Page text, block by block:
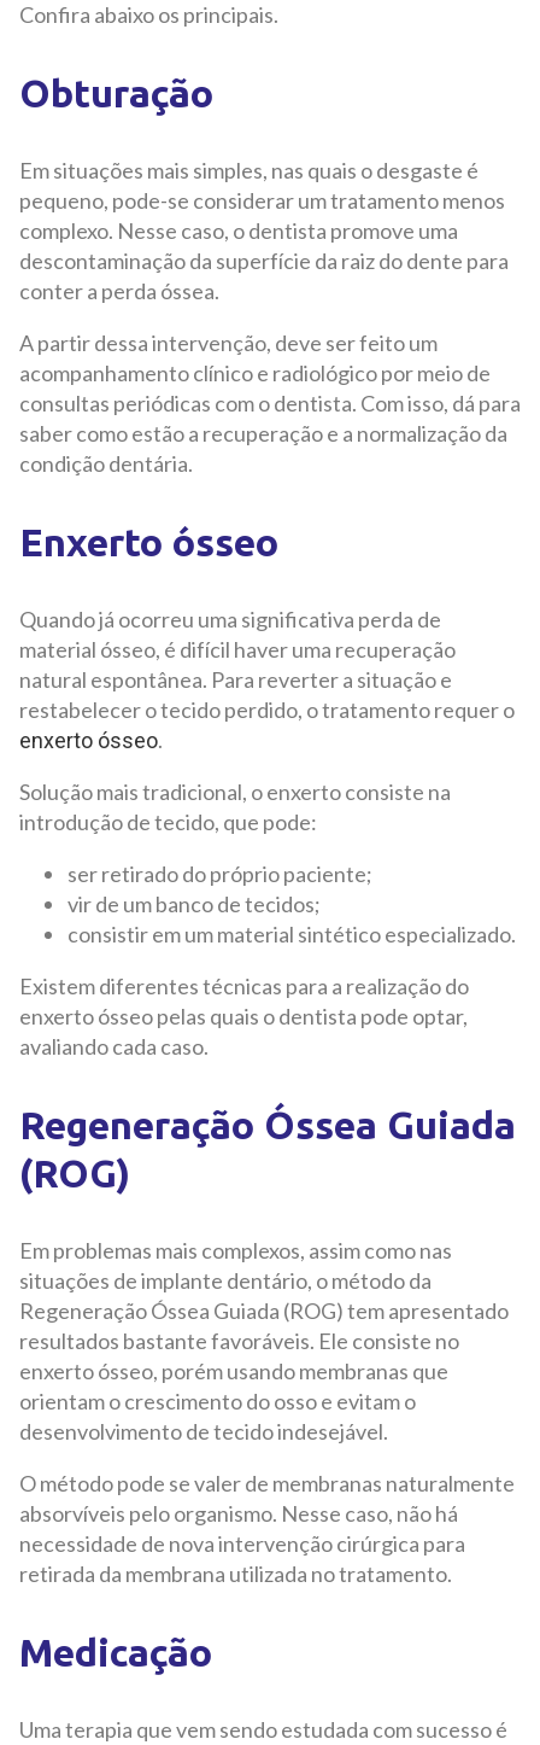
Confira abaixo os principais.
Obturação
Em situações mais simples, nas quais o desgaste é
pequeno, pode-se considerar um tratamento menos
complexo. Nesse caso, o dentista promove uma
descontaminação da superfície da raiz do dente para
conter a perda óssea.
A partir dessa intervenção, deve ser feito um
acompanhamento clínico e radiológico por meio de
consultas periódicas com o dentista. Com isso, dá para
saber como estão a recuperação e a normalização da
condição dentária.
Enxerto ósseo
Quando já ocorreu uma significativa perda de
material ósseo, é difícil haver uma recuperação
natural espontânea. Para reverter a situação e
restabelecer o tecido perdido, o tratamento requer o
enxerto ósseo.
Solução mais tradicional, o enxerto consiste na
introdução de tecido, que pode:
ser retirado do próprio paciente;
vir de um banco de tecidos;
consistir em um material sintético especializado.
Existem diferentes técnicas para a realização do
enxerto ósseo pelas quais o dentista pode optar,
avaliando cada caso.
Regeneração Óssea Guiada
(ROG)
Em problemas mais complexos, assim como nas
situações de implante dentário, o método da
Regeneração Óssea Guiada (ROG) tem apresentado
resultados bastante favoráveis. Ele consiste no
enxerto ósseo, porém usando membranas que
orientam o crescimento do osso e evitam o
desenvolvimento de tecido indesejável.
O método pode se valer de membranas naturalmente
absorvíveis pelo organismo. Nesse caso, não há
necessidade de nova intervenção cirúrgica para
retirada da membrana utilizada no tratamento.
Medicação
Uma terapia que vem sendo estudada com sucesso é